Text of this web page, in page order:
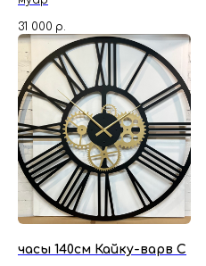
31 000 р.
часы 140см Кайку-варв С